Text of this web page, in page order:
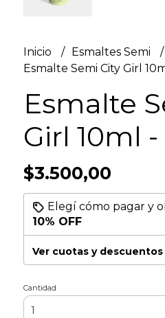
Inicio Esmaltes Semi
Esmalte Semi City Girl
Esmalte
Girl 10ml -
$3.500,00
Elegí cómo pagar y
10% OFF
Ver cuotas y descuentos
Cantidad